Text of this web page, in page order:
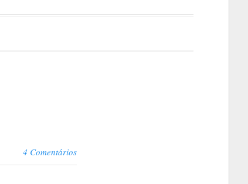
4 Comentários